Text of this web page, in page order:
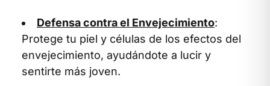
Defensa contra el Envejecimiento:
Protege tu piel y células de los efectos del
envejecimiento, ayudándote a lucir y
sentirte más joven.